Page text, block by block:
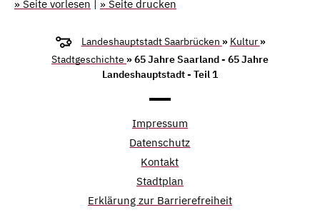
» Seite vorlesen | » Seite drucken
Landeshauptstadt Saarbrücken » Kultur »
Stadtgeschichte » 65 Jahre Saarland - 65 Jahre
Landeshauptstadt - Teil 1
Impressum
Datenschutz
Kontakt
Stadtplan
Erklärung zur Barrierefreiheit